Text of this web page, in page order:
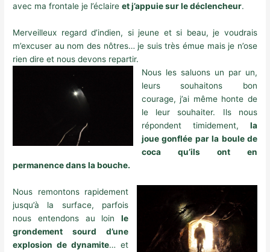
avec ma frontale je l’éclaireet j’appuie sur le déclencheur.
Merveilleux regard d’indien, si jeune et si beau, je voudrais
m’excuser au nom des nôtres… je suis très émue mais je n’ose
rien dire et nous devons repartir.
Nous les saluons un par un,
leurs souhaitons bon
courage, j’ai même honte de
le leur souhaiter. Ils nous
répondent timidement, la
joue gonflée par la boule de
coca qu’ils ont en
permanence dans la bouche.
Nous remontons rapidement
jusqu’à la surface, parfois
nous entendons au loinle
grondement sourd d’une
explosion de dynamite… et